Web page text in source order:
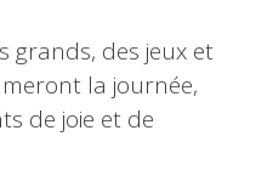
grands, des jeux et
la journée,
de joie et de